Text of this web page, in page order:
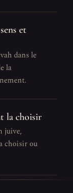
et
dans le
la
la choisir
juive,
choisir ou